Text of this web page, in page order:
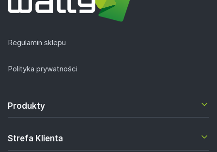
Regulamin sklepu
Polityka prywatności
Produkty
Strefa Klienta